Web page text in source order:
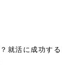
就活に成功する